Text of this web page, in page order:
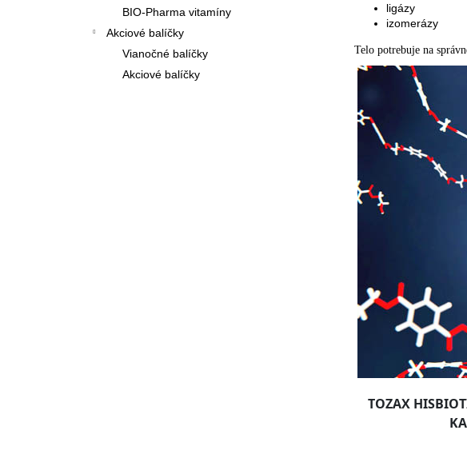
BIO-Pharma vitamíny
Akciové balíčky
Vianočné balíčky
Akciové balíčky
ligázy
izomerázy
Telo potrebuje na